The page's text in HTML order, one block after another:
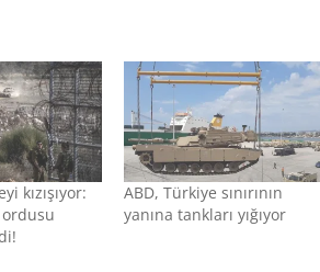
kızışıyor:
ABD, Türkiye sınırının
yanına tankları yığıyor